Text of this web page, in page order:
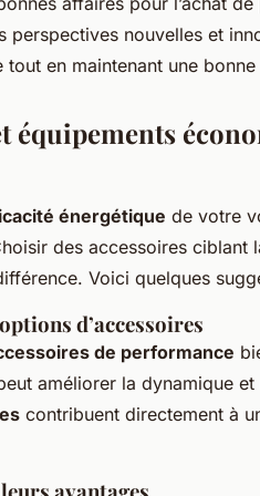
perspectives nouvelles et
tout en maintenant une
équipements
énergétique de votre
des accessoires ciblant
Voici quelques
d’accessoires
de performance
améliorer la dynamique
contribuent directement à